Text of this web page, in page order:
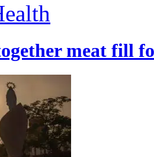
meat fill